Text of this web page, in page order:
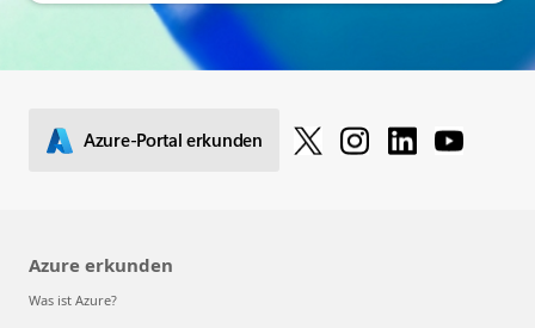
Azure-Portal erkunden
Azure erkunden
Was ist Azure?